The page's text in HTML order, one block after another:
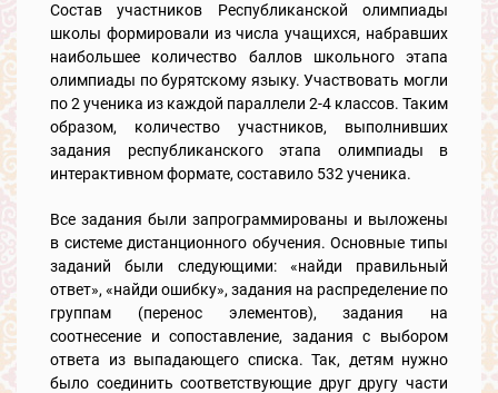
Состав участников Республиканской олимпиады
школы формировали из числа учащихся, набравших
наибольшее количество баллов школьного этапа
олимпиады по бурятскому языку. Участвовать могли
по 2 ученика из каждой параллели 2-4 классов. Таким
образом, количество участников, выполнивших
задания республиканского этапа олимпиады в
интерактивном формате, составило 532 ученика.
Все задания были запрограммированы и выложены
в системе дистанционного обучения. Основные типы
заданий были следующими: «найди правильный
ответ», «найди ошибку», задания на распределение по
группам (перенос элементов), задания на
соотнесение и сопоставление, задания с выбором
ответа из выпадающего списка. Так, детям нужно
было соединить соответствующие друг другу части